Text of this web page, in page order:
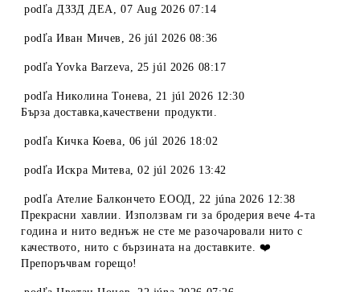
podľaДЗЗД ДЕА, 07 Aug 2026 07:14
podľaИван Мичев ,26 júl 2026 08:36
podľaYovka Barzeva, 25 júl 2026 08:17
podľaНиколина Тонева, 21 júl 2026 12:30
Бърза доставка,качествени продукти.
podľaКичка Коева, 06 júl 2026 18:02
podľaИскра Митева,02 júl 2026 13:42
podľaАтелие Балкончето ЕООД , 22 júna 2026 12:38
Прекрасни хавлии. Използвам ги за бродерия вече 4-та
година и нито веднъж не сте ме разочаровали нито с
качеството, нито с бързината на доставките. ❤️
Препоръчвам горещо!